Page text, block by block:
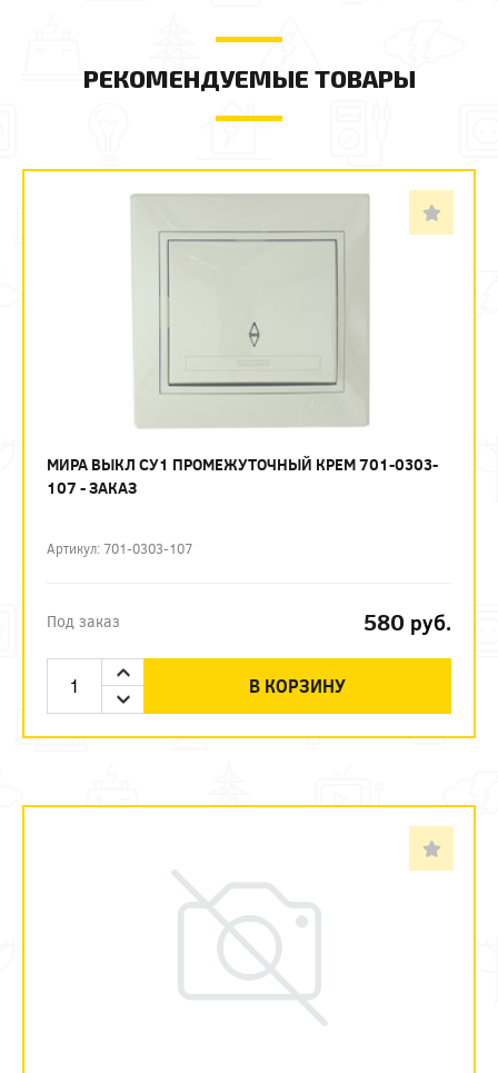
РЕКОМЕНДУЕМЫЕ ТОВАРЫ
МИРА ВЫКЛ СУ1 ПРОМЕЖУТОЧНЫЙ КРЕМ 701-0303-
107 - ЗАКАЗ
Артикул: 701-0303-107
Под заказ 580 руб.
В КОРЗИНУ